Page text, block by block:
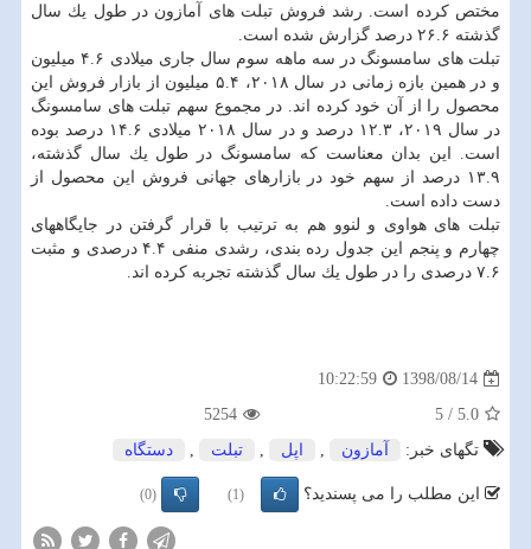
مختص كرده است. رشد فروش تبلت های آمازون در طول یك سال
گذشته ۲۶.۶ درصد گزارش شده است.
تبلت های سامسونگ در سه ماهه سوم سال جاری میلادی ۴.۶ میلیون
و در همین بازه زمانی در سال ۲۰۱۸، ۵.۴ میلیون از بازار فروش این
محصول را از آن خود كرده اند. در مجموع سهم تبلت های سامسونگ
در سال ۲۰۱۹، ۱۲.۳ درصد و در سال ۲۰۱۸ میلادی ۱۴.۶ درصد بوده
است. این بدان معناست كه سامسونگ در طول یك سال گذشته،
۱۳.۹ درصد از سهم خود در بازارهای جهانی فروش این محصول از
دست داده است.
تبلت های هواوی و لنوو هم به ترتیب با قرار گرفتن در جایگاههای
چهارم و پنجم این جدول رده بندی، رشدی منفی ۴.۴ درصدی و مثبت
۷.۶ درصدی را در طول یك سال گذشته تجربه كرده اند.
1398/08/14
10:22:59
5.0
/
5
5254
تگهای خبر:
آمازون , اپل , تبلت , دستگاه
این مطلب را می پسندید؟ (1)
(0)